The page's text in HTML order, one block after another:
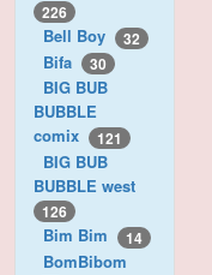
226
Bell Boy 32
Bifa 30
BIG BUB
BUBBLE
comix
121
BIG BUB
BUBBLE west
126
Bim Bim 14
BomBibom